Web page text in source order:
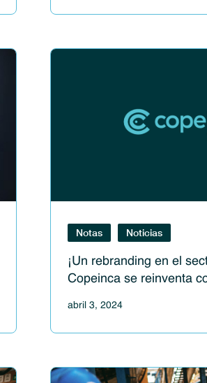
Notas Noticias
¡Un rebranding en el
Copeinca se reinventa
abril 3, 2024